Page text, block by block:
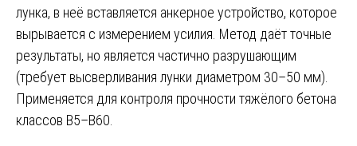
лунка, в неё вставляется анкерное устройство, которое
вырывается с измерением усилия. Метод даёт точные
результаты, но является частично разрушающим
(требует высверливания лунки диаметром 30–50 мм).
Применяется для контроля прочности тяжёлого бетона
классов В5–В60.